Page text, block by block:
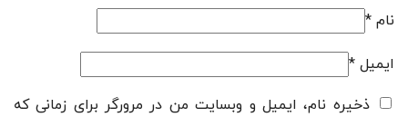
نام *
ایمیل *
ذخیره نام، ایمیل و وبسایت من در مرورگر برای زمانی که